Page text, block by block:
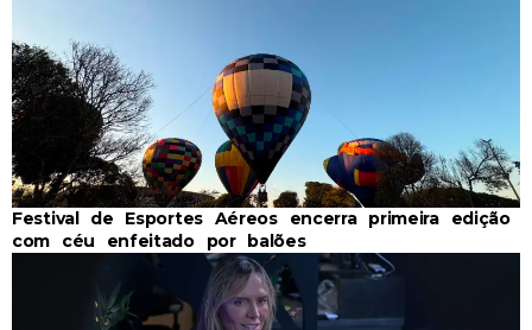
Festival de Esportes Aéreos encerra primeira edição
com céu enfeitado por balões